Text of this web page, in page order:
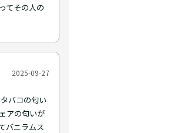
てその人の
2025-09-27
バコの匂い
アの匂いが
バニラムス